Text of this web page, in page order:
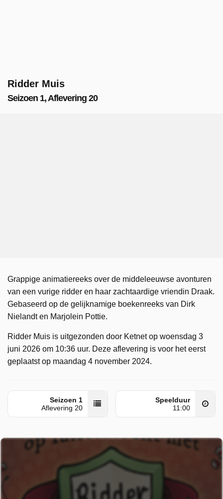
Ridder Muis
Seizoen 1, Aflevering 20
Grappige animatiereeks over de middeleeuwse avonturen
van een vurige ridder en haar zachtaardige vriendin Draak.
Gebaseerd op de gelijknamige boekenreeks van Dirk
Nielandt en Marjolein Pottie.
Ridder Muis is uitgezonden door Ketnet op woensdag 3
juni 2026 om 10:36 uur. Deze aflevering is voor het eerst
geplaatst op maandag 4 november 2024.
Seizoen 1
Aflevering 20
Speelduur
11:00